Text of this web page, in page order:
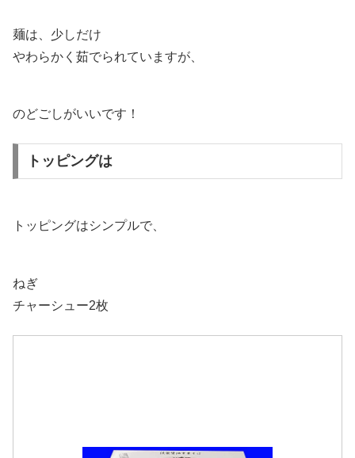
麺は、少しだけ
やわらかく茹でられていますが、
のどごしがいいです！
トッピングは
トッピングはシンプルで、
ねぎ
チャーシュー2枚